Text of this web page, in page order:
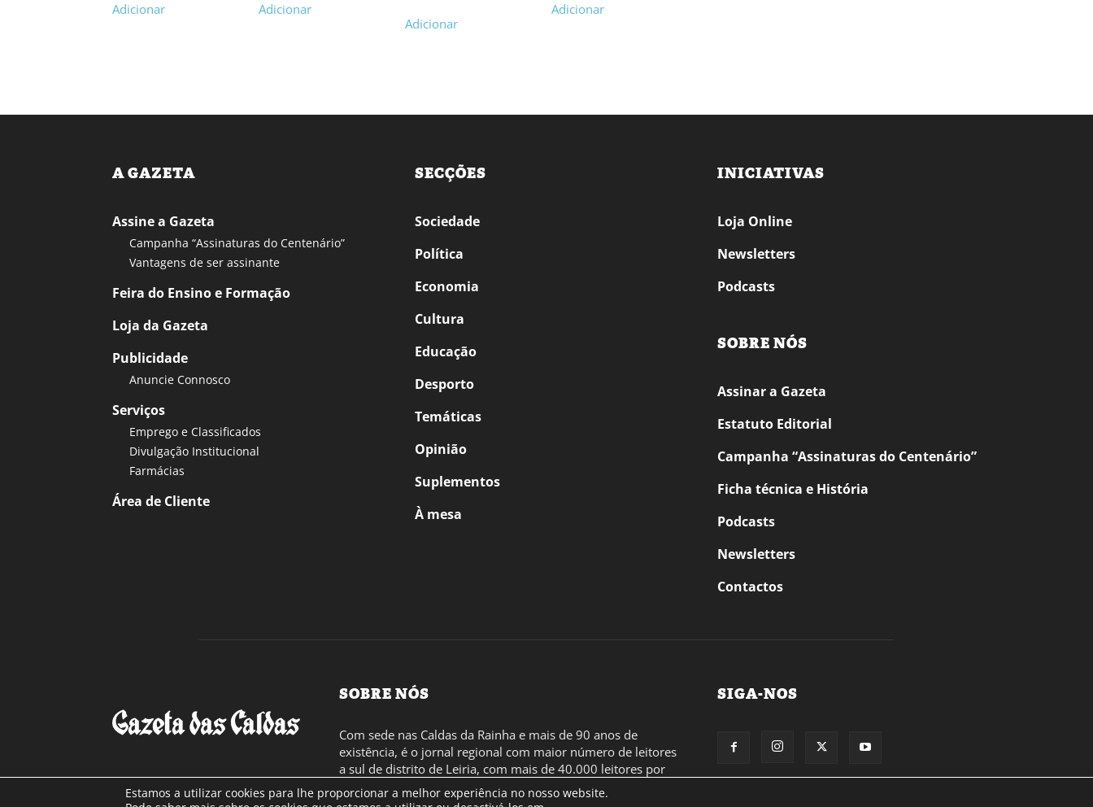
Adicionar Adicionar
Adicionar
Adicionar
A GAZETA
Assine a Gazeta
Campanha “Assinaturas do Centenário”
Vantagens de ser assinante
Feira do Ensino e Formação
Loja da Gazeta
Publicidade
Anuncie Connosco
Serviços
Emprego e Classificados
Divulgação Institucional
Farmácias
Área de Cliente
SECÇÕES
Sociedade
Política
Economia
Cultura
Educação
Desporto
Temáticas
Opinião
Suplementos
À mesa
INICIATIVAS
Loja Online
Newsletters
Podcasts
SOBRE NÓS
Assinar a Gazeta
Estatuto Editorial
Campanha “Assinaturas do Centenário”
Ficha técnica e História
Podcasts
Newsletters
Contactos
SOBRE NÓS
Com sede nas Caldas da Rainha e mais de 90 anos de
existência, é o jornal regional com maior número de leitores
a sul de distrito de Leiria, com mais de 40.000 leitores por
toda a região Oeste. Jornal com distribuição em Portugal
Continental e assinatura online.
SIGA-NOS
Estamos a utilizar cookies para lhe proporcionar a melhor experiência no nosso website.